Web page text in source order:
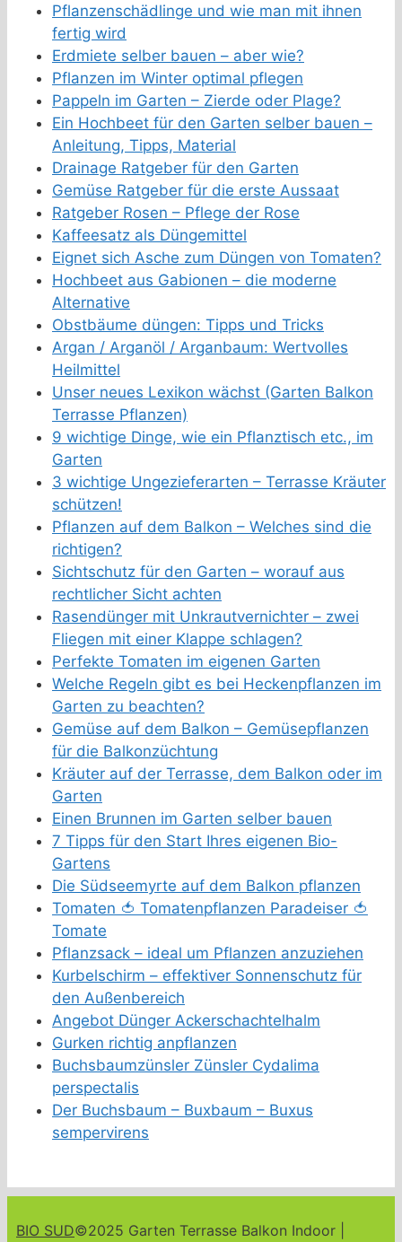
Pflanzenschädlinge und wie man mit ihnen
fertig wird
Erdmiete selber bauen – aber wie?
Pflanzen im Winter optimal pflegen
Pappeln im Garten – Zierde oder Plage?
Ein Hochbeet für den Garten selber bauen –
Anleitung, Tipps, Material
Drainage Ratgeber für den Garten
Gemüse Ratgeber für die erste Aussaat
Ratgeber Rosen – Pflege der Rose
Kaffeesatz als Düngemittel
Eignet sich Asche zum Düngen von Tomaten?
Hochbeet aus Gabionen – die moderne
Alternative
Obstbäume düngen: Tipps und Tricks
Argan / Arganöl / Arganbaum: Wertvolles
Heilmittel
Unser neues Lexikon wächst (Garten Balkon
Terrasse Pflanzen)
9 wichtige Dinge, wie ein Pflanztisch etc., im
Garten
3 wichtige Ungezieferarten – Terrasse Kräuter
schützen!
Pflanzen auf dem Balkon – Welches sind die
richtigen?
Sichtschutz für den Garten – worauf aus
rechtlicher Sicht achten
Rasendünger mit Unkrautvernichter – zwei
Fliegen mit einer Klappe schlagen?
Perfekte Tomaten im eigenen Garten
Welche Regeln gibt es bei Heckenpflanzen im
Garten zu beachten?
Gemüse auf dem Balkon – Gemüsepflanzen
für die Balkonzüchtung
Kräuter auf der Terrasse, dem Balkon oder im
Garten
Einen Brunnen im Garten selber bauen
7 Tipps für den Start Ihres eigenen Bio-
Gartens
Die Südseemyrte auf dem Balkon pflanzen
Tomaten 🍅 Tomatenpflanzen Paradeiser 🍅
Tomate
Pflanzsack – ideal um Pflanzen anzuziehen
Kurbelschirm – effektiver Sonnenschutz für
den Außenbereich
Angebot Dünger Ackerschachtelhalm
Gurken richtig anpflanzen
Buchsbaumzünsler Zünsler Cydalima
perspectalis
Der Buchsbaum – Buxbaum – Buxus
sempervirens
BIO SUD©2025 Garten Terrasse Balkon Indoor |